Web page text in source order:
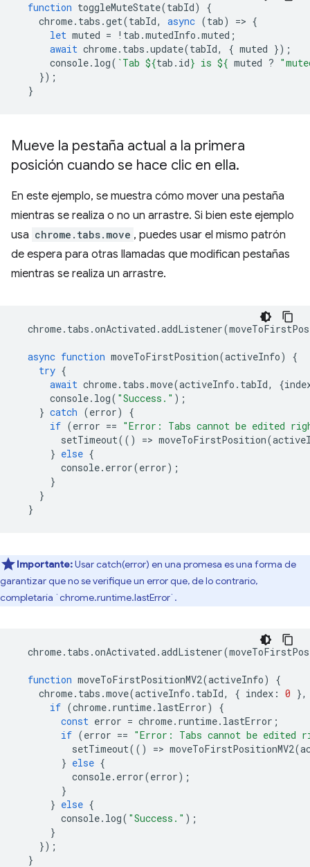
function toggleMuteState(tabId)
{
chrome. tabs .get(tabId, async (tab) => {
let muted = ! tab .mutedInfo .muted ;
await chrome. tabs .update(tabId, { muted });
console. log( `Tab ${tab . id} is ${ muted ?
});
}
Mueve la pestaña actual a la primera
posición cuando se hace clic en ella.
En este ejemplo, se muestra cómo mover una pestaña
mientras se realiza o no un arrastre. Si bien este ejemplo
usa chrome.tabs.move , puedes usar el mismo patrón
de espera para otras llamadas que modifican pestañas
mientras se realiza un arrastre.
chrome. tabs .onActivated .addListener(
async function moveToFirstPosition(activeInfo)
{
try {
await chrome. tabs .move(activeInfo . tabId, {
console. log( "Success." );
} catch (error)
{
if (error == "Error: Tabs cannot be edited
setTimeout(() => moveToFirstPosition(
} else {
console. error(error);
}
}
}
Importante:Usar catch(error) en una promesa es una forma de
garantizar que no se verifique un error que, de lo contrario,
completaría `chrome.runtime.lastError`.
chrome. tabs .onActivated .addListener(
function moveToFirstPositionMV2(activeInfo)
{
chrome. tabs .move(activeInfo . tabId, { index : 0 },
if (chrome. runtime. lastError)
{
const error = chrome. runtime. lastError ;
if (error == "Error: Tabs cannot be edited
setTimeout(() => moveToFirstPositionMV2(
} else {
console. error(error);
}
} else {
console. log( "Success." );
}
});
}